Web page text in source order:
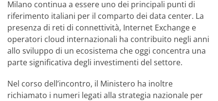
Milano continua a essere uno dei principali punti di
riferimento italiani per il comparto dei data center. La
presenza di reti di connettività, Internet Exchange e
operatori cloud internazionali ha contribuito negli anni
allo sviluppo di un ecosistema che oggi concentra una
parte significativa degli investimenti del settore.
Nel corso dell’incontro, il Ministero ha inoltre
richiamato i numeri legati alla strategia nazionale per